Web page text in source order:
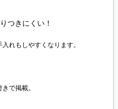
つきにくい！
れもしやすくなります。
で掲載。